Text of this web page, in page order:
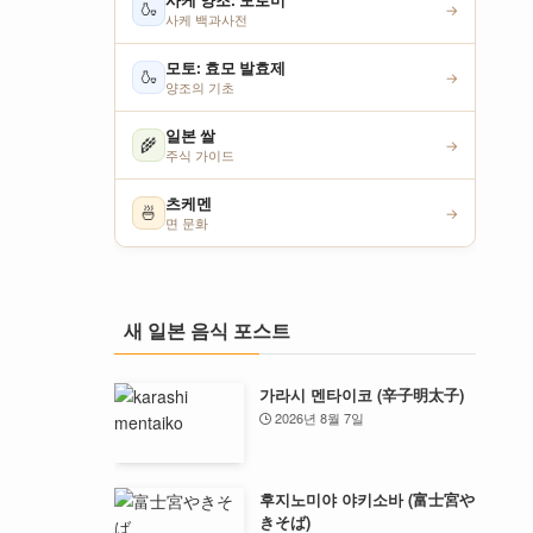
🍶
사케 백과사전
→
🍶 모토: 효모 발효제
양조의 기초
→
🌾 일본 쌀
주식 가이드
→
🍜 츠케멘
면 문화
→
새 일본 음식 포스트
가라시 멘타이코 (辛子明太子)
2026년 8월 7일
후지노미야 야키소바 (富士宮や
きそば)